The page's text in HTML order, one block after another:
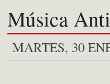
Música
MARTES, 30